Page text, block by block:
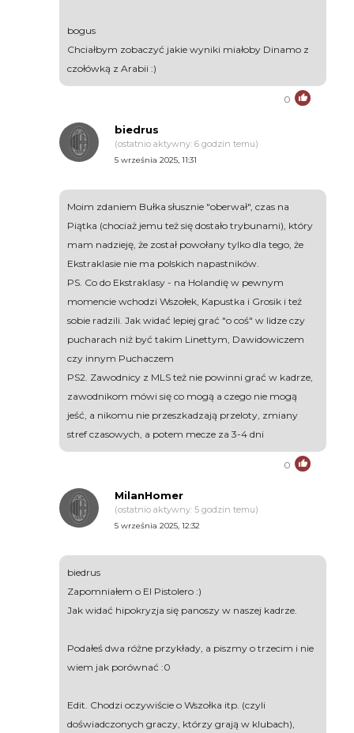
bogus
Chciałbym zobaczyć jakie wyniki miałoby Dinamo z
czołówką z Arabii :)
0
biedrus
(ostatnio aktywny: 6 godzin temu)
5 września 2025, 11:31
Moim zdaniem Bułka słusznie "oberwał", czas na
Piątka (chociaż jemu też się dostało trybunami), który
mam nadzieję, że został powołany tylko dla tego, że
Ekstraklasie nie ma polskich napastników.
PS. Co do Ekstraklasy - na Holandię w pewnym
momencie wchodzi Wszołek, Kapustka i Grosik i też
sobie radzili. Jak widać lepiej grać "o coś" w lidze czy
pucharach niż być takim Linettym, Dawidowiczem
czy innym Puchaczem
PS2. Zawodnicy z MLS też nie powinni grać w kadrze,
zawodnikom mówi się co mogą a czego nie mogą
jeść, a nikomu nie przeszkadzają przeloty, zmiany
stref czasowych, a potem mecze za 3-4 dni
0
MilanHomer
(ostatnio aktywny: 5 godzin temu)
5 września 2025, 12:32
biedrus
Zapomniałem o El Pistolero :)
Jak widać hipokryzja się panoszy w naszej kadrze.
Podałeś dwa różne przykłady, a piszmy o trzecim i nie
wiem jak porównać :0
Edit. Chodzi oczywiście o Wszołka itp. (czyli
doświadczonych graczy, którzy grają w klubach),